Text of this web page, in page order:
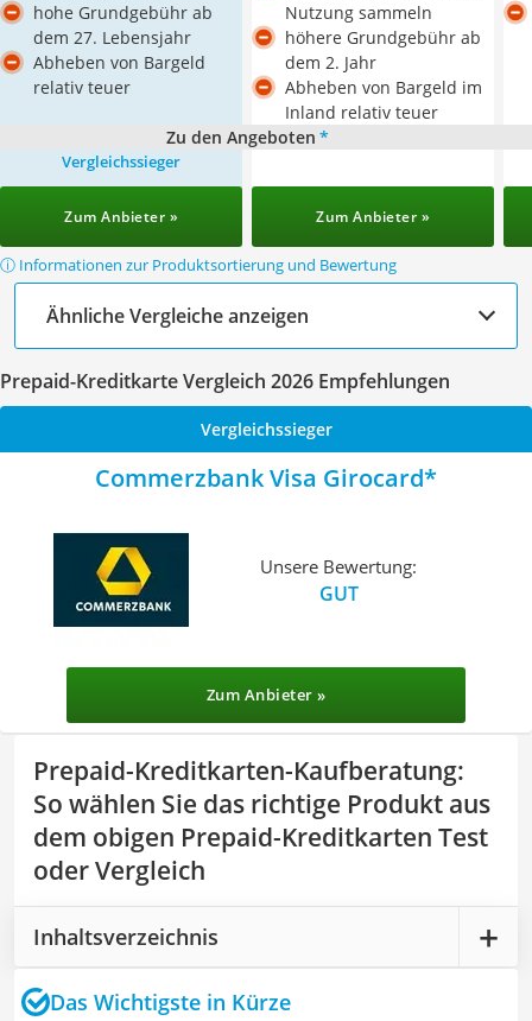
hohe Grundgebühr ab
dem 27. Lebensjahr
Abheben von Bargeld
relativ teuer
Nutzung sammeln
höhere Grundgebühr ab
dem 2. Jahr
Abheben von Bargeld im
Inland relativ teuer
Zu den Angeboten *
Vergleichssieger
Zum Anbieter » Zum Anbieter »
ⓘ Informationen zur Produktsortierung und Bewertung
Ähnliche Vergleiche anzeigen
Prepaid-Kreditkarte Vergleich 2026 Empfehlungen
Vergleichssieger
Commerzbank Visa Girocard
Unsere Bewertung:
GUT
Zum Anbieter »
Prepaid-Kreditkarten-Kaufberatung:
So wählen Sie das richtige Produkt aus
dem obigen Prepaid-Kreditkarten Test
oder Vergleich
Inhaltsverzeichnis
Das Wichtigste in Kürze